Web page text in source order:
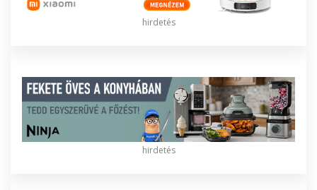
hirdetés
hirdetés